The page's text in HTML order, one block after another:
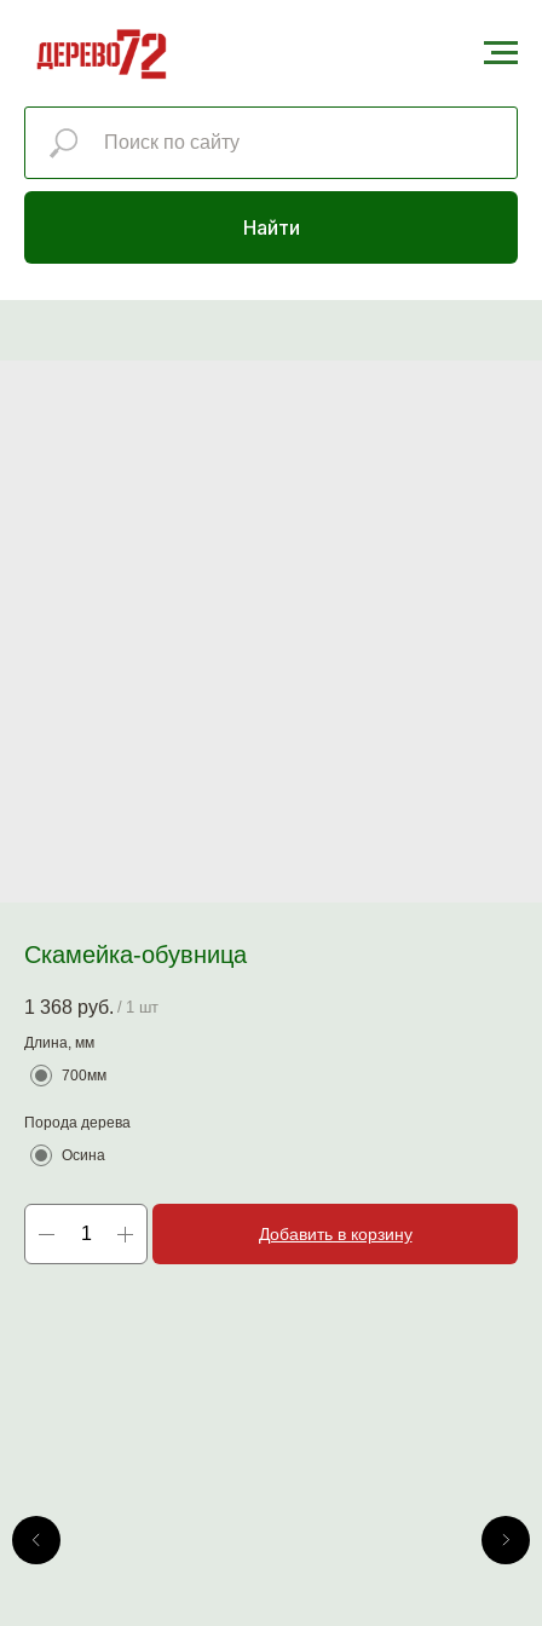
Найти
Скамейка-обувница
1 368 руб. / 1 шт
Длина, мм
700мм
Порода дерева
Осина
Добавить в корзину